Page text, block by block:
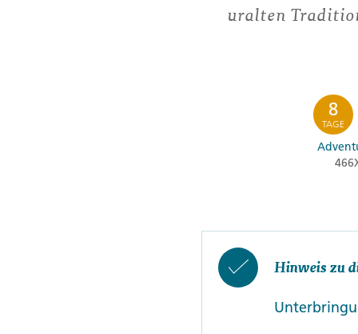
uralten
8
TAGE
Hinweis zu